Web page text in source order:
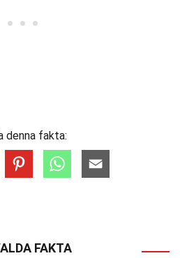
denna fakta:
FAKTA